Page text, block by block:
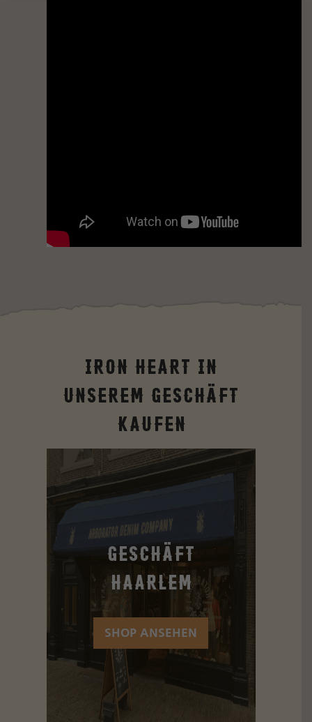
Iron Heart in
unserem Geschäft
kaufen
Geschäft
Haarlem
SHOP ANSEHEN